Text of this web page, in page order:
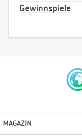
Gewinnspiele
MAGAZIN